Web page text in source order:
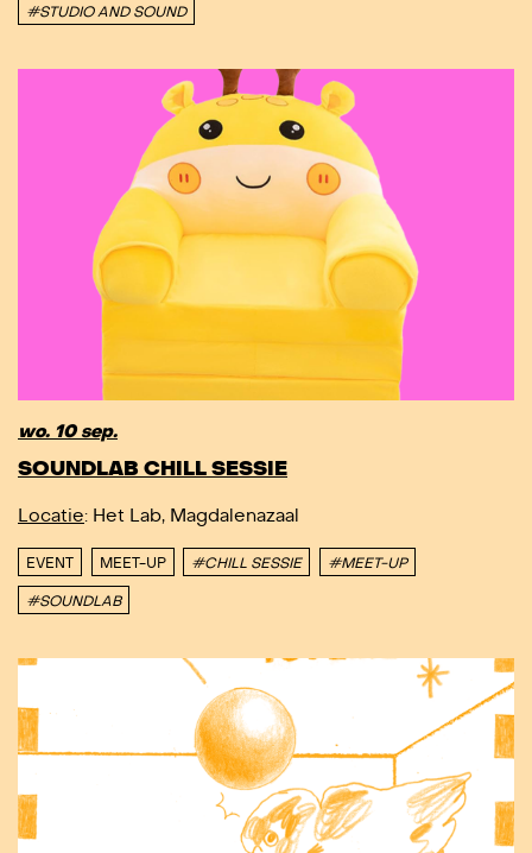
#STUDIO AND SOUND
wo. 10 sep.
SOUNDLAB CHILL SESSIE
Locatie: Het Lab, Magdalenazaal
EVENT MEET-UP #CHILL SESSIE #MEET-UP
#SOUNDLAB